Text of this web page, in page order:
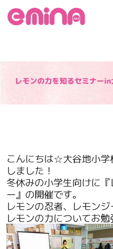
レモンの力を知るセミナー
こんにちは☆大谷地小
しました！
冬休みの小学生向けに
ー』の開催です。
レモンの忍者、レモン
レモンの力についてお